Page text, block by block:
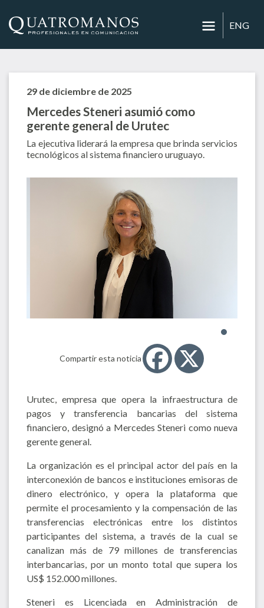
ENG
29 de diciembre de 2025
Mercedes Steneri asumió como
gerente general de Urutec
La ejecutiva liderará la empresa que brinda servicios
tecnológicos al sistema financiero uruguayo.
Compartir esta noticia
Urutec, empresa que opera la infraestructura de
pagos y transferencia bancarias del sistema
financiero, designó a Mercedes Steneri como nueva
gerente general.
La organización es el principal actor del país en la
interconexión de bancos e instituciones emisoras de
dinero electrónico, y opera la plataforma que
permite el procesamiento y la compensación de las
transferencias electrónicas entre los distintos
participantes del sistema, a través de la cual se
canalizan más de 79 millones de transferencias
interbancarias, por un monto total que supera los
US$ 152.000 millones.
Steneri es Licenciada en Administración de